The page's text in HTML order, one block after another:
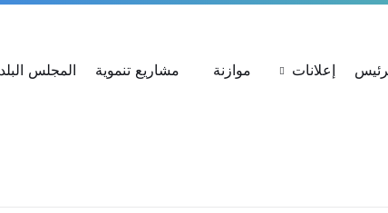
إعلانات موازنة مشاريع تنموية المجلس